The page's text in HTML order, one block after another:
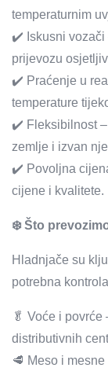
temperaturnim
✔️ Iskusni vozači
prijevozu
✔️ Praćenje u
temperature
✔️ Fleksibilnost –
zemlje i izvan
✔️ Povoljna
cijene i kvalitete.
❄️ Što
Hladnjače su
potrebna
🥬 Voće i
distributivnih
🥩 Meso i